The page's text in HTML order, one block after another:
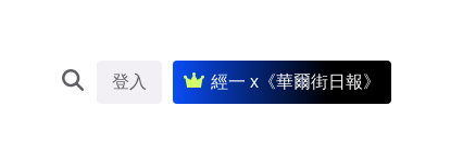
登入 經一 x《華爾街日報》